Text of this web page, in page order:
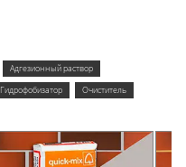
Адгезионный раствор
Гидрофобизатор
Очиститель